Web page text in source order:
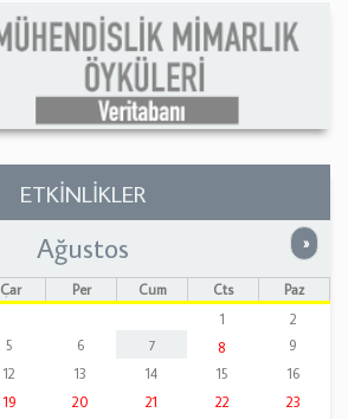
ETKİNLİKLER
»
Ağustos
Çar Per Cum Cts
Paz
1
2
5 6 7 8
9
12 13 14 15
16
19 20 21 22
23